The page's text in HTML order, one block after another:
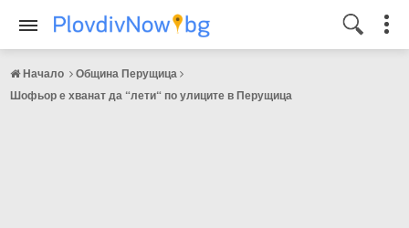
Начало
Община Перущица
Шофьор е хванат да “лети“ по улиците в Перущица